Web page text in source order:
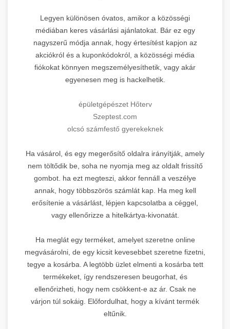
Legyen különösen óvatos, amikor a közösségi
médiában keres vásárlási ajánlatokat. Bár ez egy
nagyszerű módja annak, hogy értesítést kapjon az
akciókról és a kuponkódokról, a közösségi média
fiókokat könnyen megszemélyesíthetik, vagy akár
egyenesen meg is hackelhetik.
épületgépészet Hőterv
Szeptest.com
olcsó számfestő gyerekeknek
Ha vásárol, és egy megerősítő oldalra irányítják, amely
nem töltődik be, soha ne nyomja meg az oldalt frissítő
gombot. ha ezt megteszi, akkor fennáll a veszélye
annak, hogy többszörös számlát kap. Ha meg kell
erősítenie a vásárlást, lépjen kapcsolatba a céggel,
vagy ellenőrizze a hitelkártya-kivonatát.
Ha meglát egy terméket, amelyet szeretne online
megvásárolni, de egy kicsit kevesebbet szeretne fizetni,
tegye a kosárba. A legtöbb üzlet elmenti a kosárba tett
termékeket, így rendszeresen beugorhat, és
ellenőrizheti, hogy nem csökkent-e az ár. Csak ne
várjon túl sokáig. Előfordulhat, hogy a kívánt termék
eltűnik.